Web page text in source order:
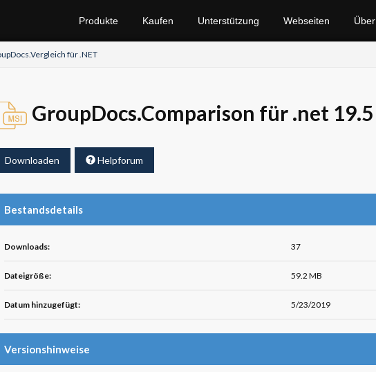
Produkte Kaufen Unterstützung Webseiten Über
für .NET
GroupDocs.Comparison für .net 19.5
Downloaden Helpforum
Bestandsdetails
Downloads: 37
Dateigröße: 59.2 MB
Datum hinzugefügt: 5/23/2019
Versionshinweise